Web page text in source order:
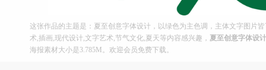
这张作品的主题是：夏至创意字体设计，以绿色为主色调，主体文字图片
术,插画,现代设计,文字艺术,节气文化,夏天等内容感兴趣， 夏至创意字体设计
海报素材大小是3.785M。欢迎会员免费下载。